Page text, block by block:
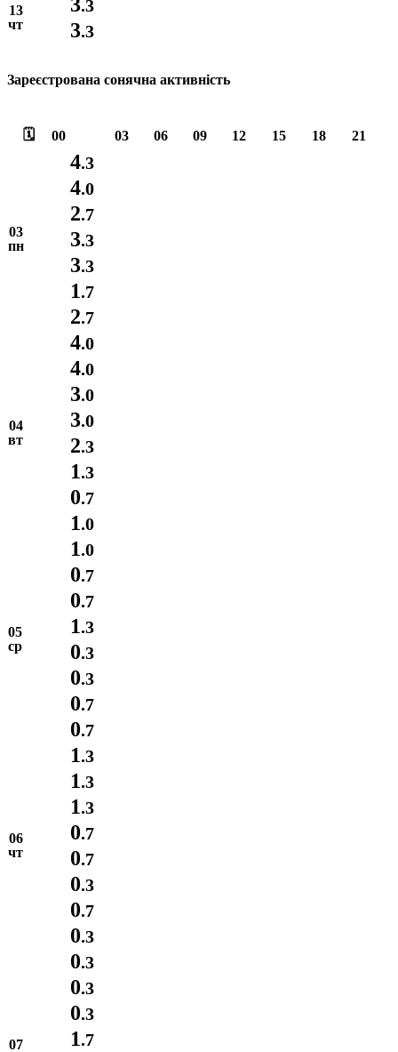
13
чт
.3
3.3
Зареєстрована сонячна активність
🗓️ 00 03 06 09 12 15 18 21
03
пн
4.3
4.0
2.7
3.3
3.3
1.7
2.7
04
вт
4.0
4.0
3.0
3.0
2.3
1.3
0.7
1.0
05
ср
1.0
0.7
0.7
1.3
0.3
0.3
0.7
0.7
06
чт
1.3
1.3
1.3
0.7
0.7
0.3
0.7
0.3
07
0.3
0.3
0.3
1.7